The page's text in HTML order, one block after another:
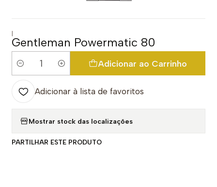
|
Gentleman Powermatic 80
Quantidade
Adicionar ao Carrinho
Adicionar à lista de favoritos
Mostrar stock das localizações
PARTILHAR ESTE PRODUTO